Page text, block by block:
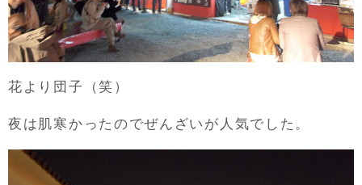
花より団子（笑）
夜は肌寒かったのでぜんざいが人気でした。